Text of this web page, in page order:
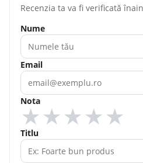
Recenzia ta va fi verificată
Nume
Email
Nota
★
★
★
★
★
Titlu